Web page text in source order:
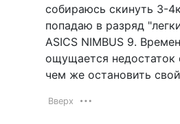
собираюсь скинуть 3-
попадаю в разряд
ASICS NIMBUS 9.
ощущается недостаток
чем же остановить
Вверх